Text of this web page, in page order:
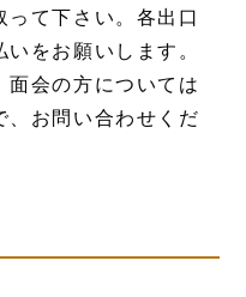
って下さい。各出口
をお願いします。
面会の方については
、お問い合わせくだ